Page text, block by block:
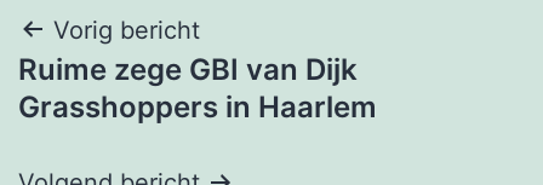
Bericht
navigatie
Vorig bericht
Ruime zege GBI van Dijk
Grasshoppers in Haarlem